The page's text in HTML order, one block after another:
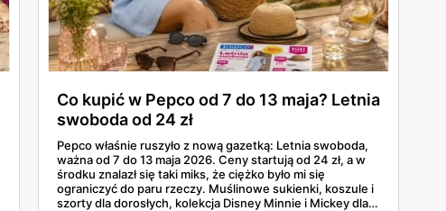
Co kupić w Pepco od 7 do 13 maja? Letnia
swoboda od 24 zł
Pepco właśnie ruszyło z nową gazetką: Letnia swoboda,
ważna od 7 do 13 maja 2026. Ceny startują od 24 zł, a w
środku znalazł się taki miks, że ciężko było mi się
ograniczyć do paru rzeczy. Muślinowe sukienki, koszule i
szorty dla dorosłych, kolekcja Disney Minnie i Mickey dla